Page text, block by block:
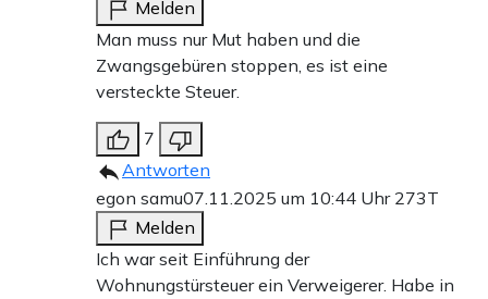
Melden
Man muss nur Mut haben und die
Zwangsgebüren stoppen, es ist eine
versteckte Steuer.
7
Antworten
egon samu07.11.2025 um 10:44 Uhr 273T
Melden
Ich war seit Einführung der
Wohnungstürsteuer ein Verweigerer. Habe in